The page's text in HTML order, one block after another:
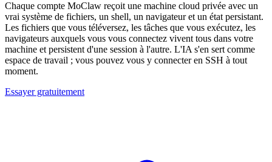
Chaque compte MoClaw reçoit une machine cloud privée avec un
vrai système de fichiers, un shell, un navigateur et un état persistant.
Les fichiers que vous téléversez, les tâches que vous exécutez, les
navigateurs auxquels vous vous connectez vivent tous dans votre
machine et persistent d'une session à l'autre. L'IA s'en sert comme
espace de travail ; vous pouvez vous y connecter en SSH à tout
moment.
Essayer gratuitement